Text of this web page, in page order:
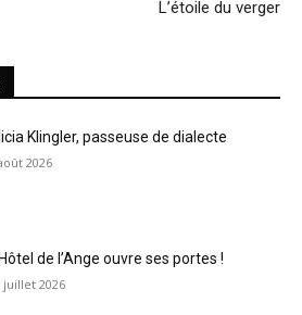
L’étoile du verger
Klingler, passeuse de dialecte
2026
de l’Ange ouvre ses portes !
juillet 2026